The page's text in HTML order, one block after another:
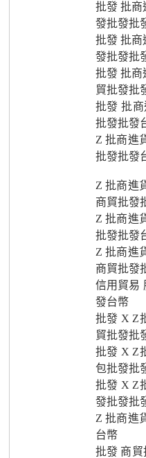
批發 批商
發批發批
批發 批商
發批發批
批發 批商
貿批發批
批發 批
批發批發
Z 批商進
批發批發
Z 批商進
商貿批發
Z 批商進
批發批發
Z 批商進
商貿批發
信用貿易
發台幣
批發 X Z
貿批發批
批發 X Z
包批發批
批發 X Z
發批發批
Z 批商進
台幣
批發 商貿